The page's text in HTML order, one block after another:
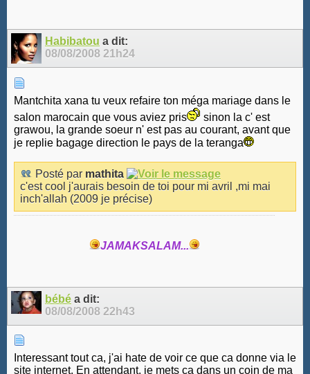
Habibatou a dit:
08/08/2008 21h24
Mantchita xana tu veux refaire ton méga mariage dans le
salon marocain que vous aviez pris
sinon la c' est
grawou, la grande soeur n' est pas au courant, avant que
je replie bagage direction le pays de la teranga
Posté par mathita
c'est cool j'aurais besoin de toi pour mi avril ,mi mai
inch'allah (2009 je précise)
JAMAKSALAM...
bébé a dit:
08/08/2008 22h43
Interessant tout ca, j'ai hate de voir ce que ca donne via le
site internet. En attendant, je mets ca dans un coin de ma